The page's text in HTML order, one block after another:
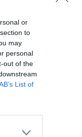
or
to
may
personal
out of the
List of